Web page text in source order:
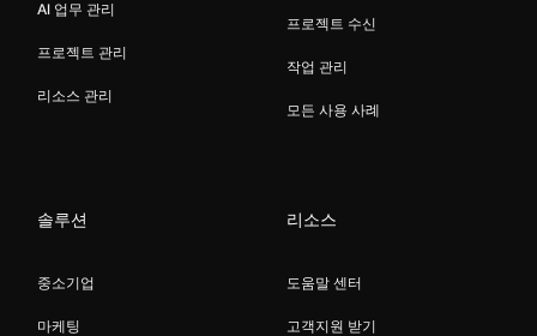
AI 업무 관리
프로젝트 관리
리소스 관리
프로젝트 수신
작업 관리
모든 사용 사례
솔루션
중소기업
마케팅
리소스
도움말 센터
고객지원 받기